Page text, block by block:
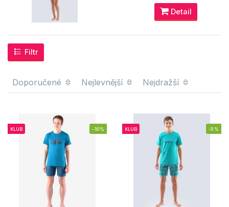
Detail
Filtr
Doporučené Nejlevnější Nejdražší
KLUB -10% KLUB -5%